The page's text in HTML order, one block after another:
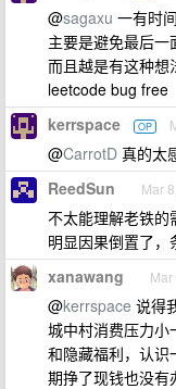
@sagaxu 一有时
主要是避免最后
而且越是有这种想
leetcode bug free
kerrspace OP
@CarrotD 真的太
ReedSun Mar
不太能理解老铁的
明显因果倒置了
xanawang Mar
@kerrspace 说得
城中村消费压力小
和隐藏福利，认识
期挣了现钱也没有